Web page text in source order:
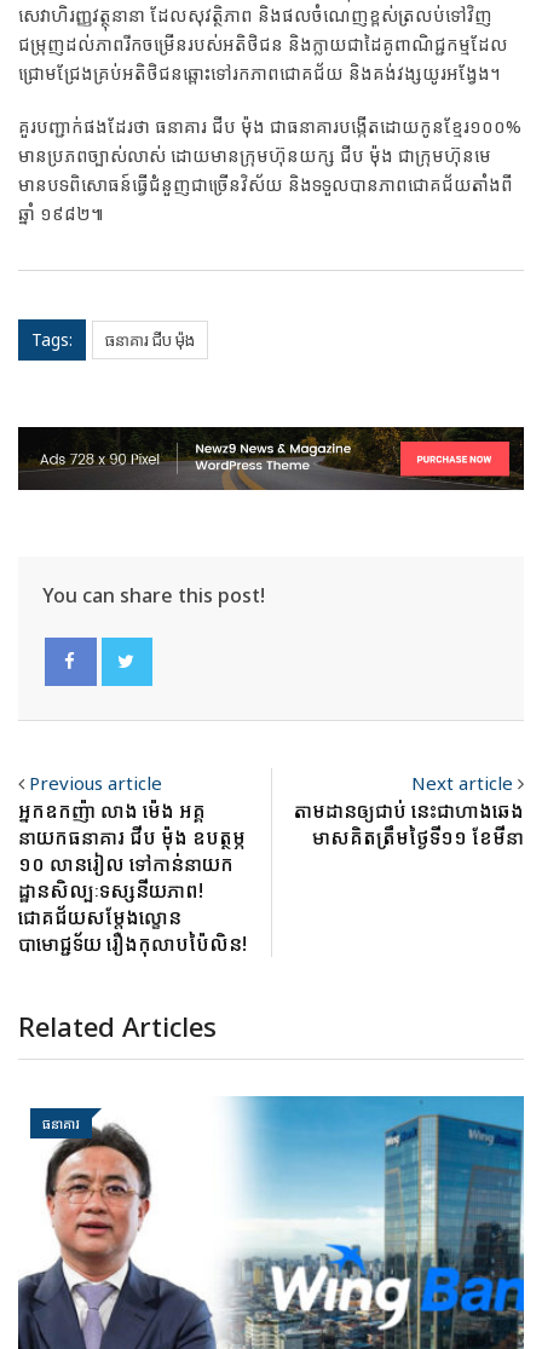
សេវាហិរញ្ញវត្ថុនានា ដែលសុវត្ថិភាព និងផលចំណេញខ្ពស់ត្រលប់ទៅវិញ
ជម្រុញដល់ភាពរីកចម្រើនរបស់អតិថិជន និងក្លាយជាដៃគូពាណិជ្ជកម្មដែល
ជ្រោមជ្រែងគ្រប់អតិថិជនឆ្ពោះទៅរកភាពជោគជ័យ និងគង់វង្សយូរអង្វែង។
គួរបញ្ជាក់ផងដែរថា ធនាគារ​​ ជីប ម៉ុង​ ជាធនាគារបង្កើតដោយកូនខ្មែរ១០០%
មានប្រភពច្បាស់លាស់ ដោយមានក្រុមហ៊ុនយក្ស ជីប ម៉ុង ជាក្រុមហ៊ុនមេ
មានបទពិសោធន៍ធ្វើជំនួញជាច្រើនវិស័យ និងទទួលបានភាពជោគជ័យតាំងពី
ឆ្នាំ ១៩៨២៕
Tags: ធនាគារ ជីប ម៉ុង
You can share this post!
Previous article
អ្នកឧកញ៉ា លាង ម៉េង អគ្គ
នាយកធនាគារ ជីប ម៉ុង ឧបត្ថម្ភ
១០ លានរៀល ទៅកាន់នាយក
ដ្ឋានសិល្បៈទស្សនីយភាព!
ជោគជ័យសម្តែងល្ខោន
បាមោជ្ជទ័យ រឿងកុលាបប៉ៃលិន!
Next article
តាមដានឲ្យជាប់ នេះជាហាងឆេង
មាសគិតត្រឹមថ្ងៃទី១១ ខែមីនា
Related Articles
ធនាគារ